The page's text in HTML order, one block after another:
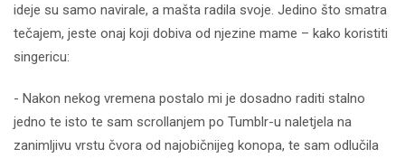
ideje su samo navirale, a mašta radila svoje. Jedino što smatra
tečajem, jeste onaj koji dobiva od njezine mame – kako koristiti
singericu:
- Nakon nekog vremena postalo mi je dosadno raditi stalno
jedno te isto te sam scrollanjem po Tumblr-u naletjela na
zanimljivu vrstu čvora od najobičnijeg konopa, te sam odlučila